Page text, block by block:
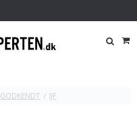
GODKENDT / IJF